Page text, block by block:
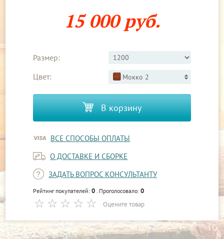
15 000 руб.
Размер:
Цвет:
Мокко 2
В корзину
ВСЕ СПОСОБЫ ОПЛАТЫ
О ДОСТАВКЕ И СБОРКЕ
ЗАДАТЬ ВОПРОС КОНСУЛЬТАНТУ
Рейтинг покупателей:0 . Проголосовало:0
Оцените товар